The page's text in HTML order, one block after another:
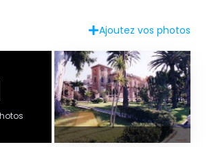
Ajoutez vos photos